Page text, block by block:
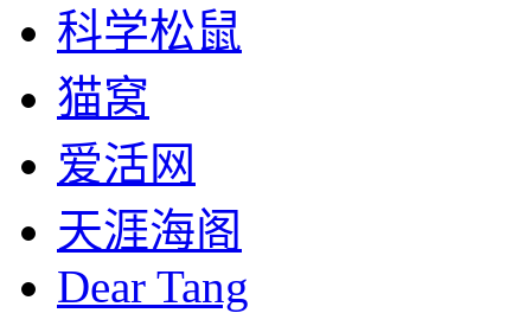
科学松鼠
猫窝
爱活网
天涯海阁
Dear Tang